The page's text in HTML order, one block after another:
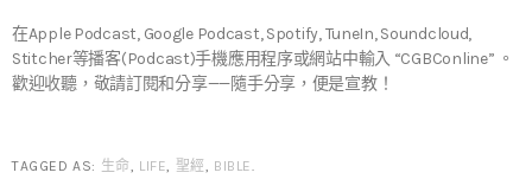
在Apple Podcast, Google Podcast, Spotify, TuneIn, Soundcloud,
Stitcher等播客(Podcast)手機應用程序或網站中輸入 “CGBConline” 。
歡迎收聽，敬請訂閱和分享——隨手分享，便是宣教！
TAGGED AS: 生命, LIFE, 聖經, BIBLE.